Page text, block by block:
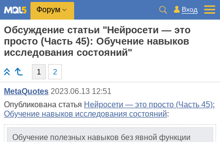
Форум Вход
Обсуждение статьи "Нейросети — это
просто (Часть 45): Обучение навыков
исследования состояний"
1 2
MetaQuotes 2023.06.13 12:51
Опубликована статья Нейросети — это просто (Часть 45):
Обучение навыков исследования состояний:
Обучение полезных навыков без явной функции